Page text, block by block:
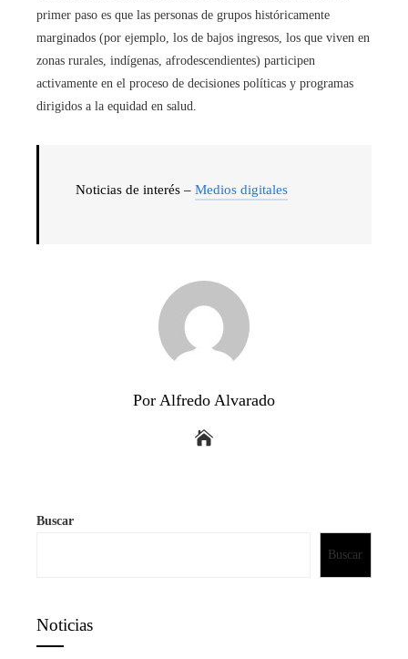
primer paso es que las personas de grupos históricamente
marginados (por ejemplo, los de bajos ingresos, los que viven en
zonas rurales, indígenas, afrodescendientes) participen
activamente en el proceso de decisiones políticas y programas
dirigidos a la equidad en salud.
Noticias de interés – Medios digitales
Por Alfredo Alvarado
Buscar
Buscar
Noticias